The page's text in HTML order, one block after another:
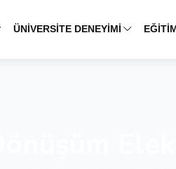
ÜNİVERSİTE DENEYİMİ EĞİTİM